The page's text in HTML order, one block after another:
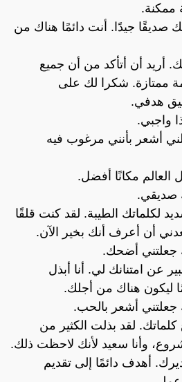
ممكنة.
صديقًا جيدًا. أنت دائمًا هناك من
أريد أن أتأكد من أن جميع
ممتازة. شكرا لك على
هدفي.
واجبي.
أشعر بأنني مرغوب فيه
مكانًا أفضل.
صديقي.
لكلماتك الطيبة. لقد كنت قلقًا
أن أعرف أنك بخير الآن.
جعلتني أضحك.
عن امتنانك لي. أنا أبذل
ليكون هناك من أجلك.
أشعر بالحب.
لقد بذلت الكثير من
وأنا سعيد لأنك لاحظت ذلك.
أهدف دائمًا إلى تقديم